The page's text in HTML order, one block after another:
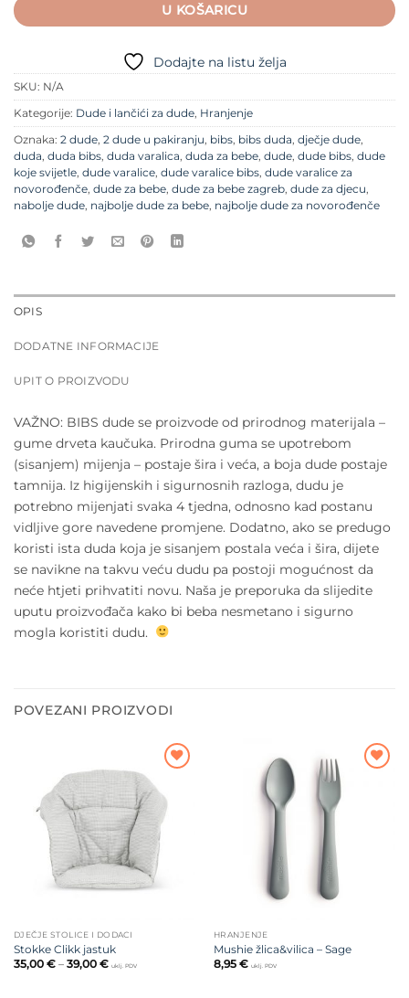
U KOŠARICU
Dodajte na listu želja
SKU: N/A
Kategorije: Dude i lančići za dude, Hranjenje
Oznaka: 2 dude, 2 dude u pakiranju, bibs, bibs duda, dječje dude,
duda, duda bibs, duda varalica, duda za bebe, dude, dude bibs, dude
koje svijetle, dude varalice, dude varalice bibs, dude varalice za
novorođenče, dude za bebe, dude za bebe zagreb, dude za djecu,
nabolje dude, najbolje dude za bebe, najbolje dude za novorođenče
OPIS
DODATNE INFORMACIJE
UPIT O PROIZVODU
VAŽNO: BIBS dude se proizvode od prirodnog materijala –
gume drveta kaučuka. Prirodna guma se upotrebom
(sisanjem) mijenja – postaje šira i veća, a boja dude postaje
tamnija. Iz higijenskih i sigurnosnih razloga, dudu je
potrebno mijenjati svaka 4 tjedna, odnosno kad postanu
vidljive gore navedene promjene. Dodatno, ako se predugo
koristi ista duda koja je sisanjem postala veća i šira, dijete
se navikne na takvu veću dudu pa postoji mogućnost da
neće htjeti prihvatiti novu. Naša je preporuka da slijedite
uputu proizvođača kako bi beba nesmetano i sigurno
mogla koristiti dudu.
POVEZANI PROIZVODI
Dodajte
na listu
DJEČJE STOLICE I DODACI
Stokke Clikk jastuk
35,00 € – 39,00 €Raspon
uklj. PDV
HRANJENJE
Mushie žlica&vilica – Sage
8,95 € uklj. PDV